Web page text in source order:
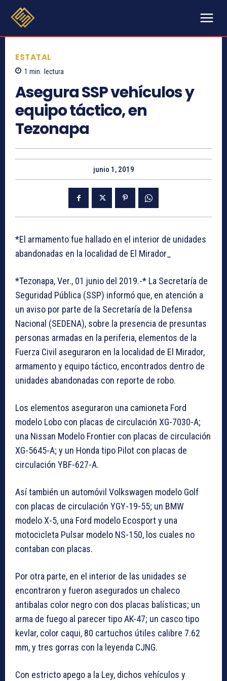
ESTATAL
1 min. lectura
Asegura SSP vehículos y
equipo táctico, en
Tezonapa
junio 1, 2019
*El armamento fue hallado en el interior de unidades
abandonadas en la localidad de El Mirador_
*Tezonapa, Ver., 01 junio del 2019.-* La Secretaría de
Seguridad Pública (SSP) informó que, en atención a
un aviso por parte de la Secretaría de la Defensa
Nacional (SEDENA), sobre la presencia de presuntas
personas armadas en la periferia, elementos de la
Fuerza Civil aseguraron en la localidad de El Mirador,
armamento y equipo táctico, encontrados dentro de
unidades abandonadas con reporte de robo.
Los elementos aseguraron una camioneta Ford
modelo Lobo con placas de circulación XG-7030-A;
una Nissan Modelo Frontier con placas de circulación
XG-5645-A; y un Honda tipo Pilot con placas de
circulación YBF-627-A.
Así también un automóvil Volkswagen modelo Golf
con placas de circulación YGY-19-55; un BMW
modelo X-5, una Ford modelo Ecosport y una
motocicleta Pulsar modelo NS-150, los cuales no
contaban con placas.
Por otra parte, en el interior de las unidades se
encontraron y fueron asegurados un chaleco
antibalas color negro con dos placas balísticas; un
arma de fuego al parecer tipo AK-47; un casco tipo
kevlar, color caqui, 80 cartuchos útiles calibre 7.62
mm, y tres gorras con la leyenda CJNG.
Con estricto apego a la Ley, dichos vehículos y